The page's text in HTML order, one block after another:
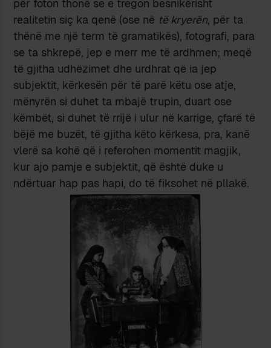
për foton thonë se e tregon besnikërisht
realitetin siç ka qenë (ose në të kryerën, për ta
thënë me një term të gramatikës), fotografi, para
se ta shkrepë, jep e merr me të ardhmen; meqë
të gjitha udhëzimet dhe urdhrat që ia jep
subjektit, kërkesën për të parë këtu ose atje,
mënyrën si duhet ta mbajë trupin, duart ose
këmbët, si duhet të rrijë i ulur në karrige, çfarë të
bëjë me buzët, të gjitha këto kërkesa, pra, kanë
vlerë sa kohë që i referohen momentit magjik,
kur ajo pamje e subjektit, që është duke u
ndërtuar hap pas hapi, do të fiksohet në pllakë.